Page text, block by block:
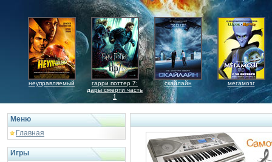
неуправляемый
гарри поттер 7:
дары смерти часть
1
скайлайн мегамозг
Меню
Главная
Игры